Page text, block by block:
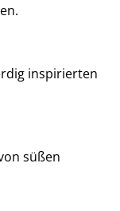
inspirierten
süßen